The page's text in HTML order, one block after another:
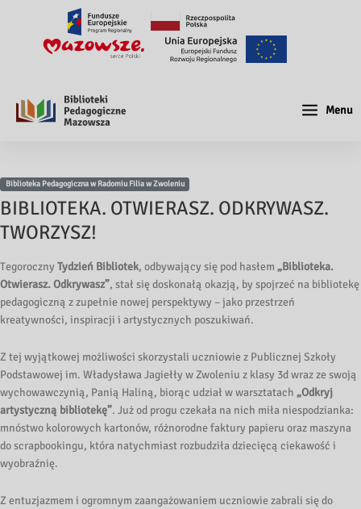
Menu
Biblioteka Pedagogiczna w Radomiu Filia w Zwoleniu
BIBLIOTEKA. OTWIERASZ. ODKRYWASZ.
TWORZYSZ!
Tegoroczny Tydzień Bibliotek, odbywający się pod hasłem „Biblioteka.
Otwierasz. Odkrywasz”, stał się doskonałą okazją, by spojrzeć na bibliotekę
pedagogiczną z zupełnie nowej perspektywy – jako przestrzeń
kreatywności, inspiracji i artystycznych poszukiwań.
Z tej wyjątkowej możliwości skorzystali uczniowie z Publicznej Szkoły
Podstawowej im. Władysława Jagiełły w Zwoleniu z klasy 3d wraz ze swoją
wychowawczynią, Panią Haliną, biorąc udział w warsztatach „Odkryj
artystyczną bibliotekę”. Już od progu czekała na nich miła niespodzianka:
mnóstwo kolorowych kartonów, różnorodne faktury papieru oraz maszyna
do scrapbookingu, która natychmiast rozbudziła dziecięcą ciekawość i
wyobraźnię.
Z entuzjazmem i ogromnym zaangażowaniem uczniowie zabrali się do